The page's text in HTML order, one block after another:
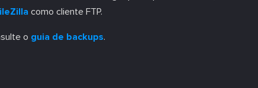
como cliente FTP.
o guia de backups.